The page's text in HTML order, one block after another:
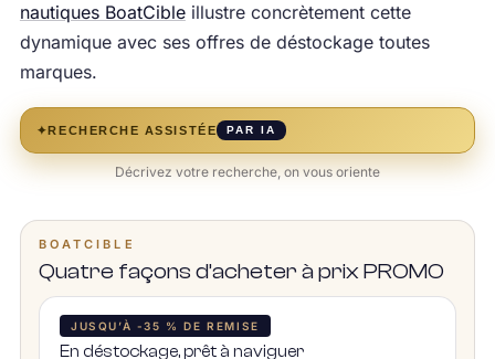
nautiques BoatCibleillustre concrètement cette
dynamique avec ses offres de déstockage toutes
marques.
✦RECHERCHE ASSISTÉE PAR IA
Décrivez votre recherche, on vous oriente
BOATCIBLE
Quatre façons d’acheter à prix PROMO
JUSQU’À -35 % DE REMISE
En déstockage, prêt à naviguer